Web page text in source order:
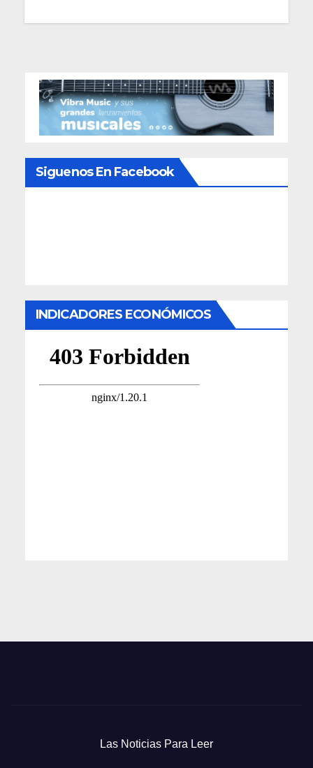
Siguenos En Facebook
INDICADORES ECONÓMICOS
Las Noticias Para Leer